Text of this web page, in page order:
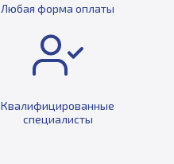
Любая форма оплаты
Квалифицированные
специалисты